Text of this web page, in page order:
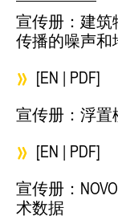
宣传册：建筑
传播的噪声和
[EN | PDF]
宣传册：浮置
[EN | PDF]
宣传册：
术数据